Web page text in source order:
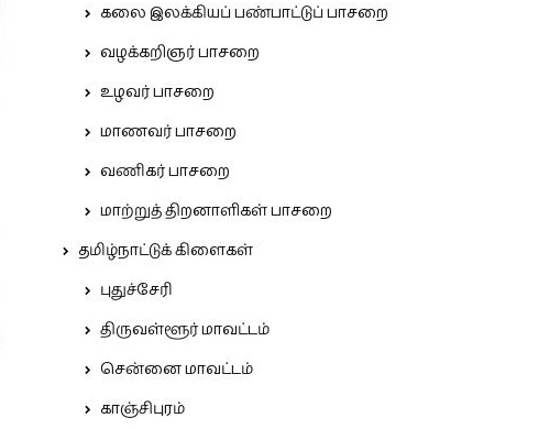
கலை இலக்கியப் பண்பாட்டுப் பாசறை
வழக்கறிஞர் பாசறை
உழவர் பாசறை
மாணவர் பாசறை
வணிகர் பாசறை
மாற்றுத் திறனாளிகள் பாசறை
தமிழ்நாட்டுக் கிளைகள்
புதுச்சேரி
திருவள்ளூர் மாவட்டம்
சென்னை மாவட்டம்
காஞ்சிபுரம்